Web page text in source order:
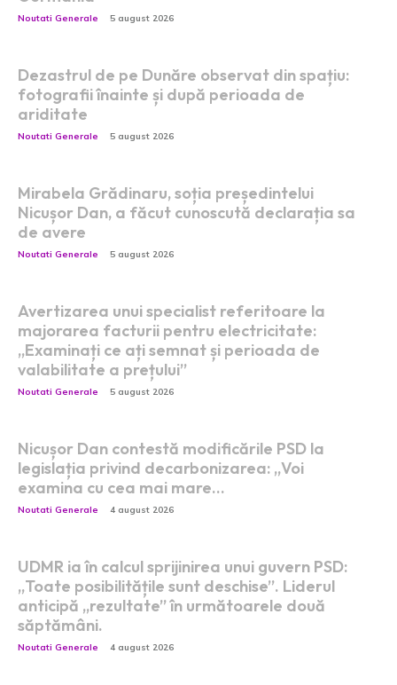
Noutati Generale 5 august 2026
Dezastrul de pe Dunăre observat din spațiu:
fotografii înainte și după perioada de
ariditate
Noutati Generale 5 august 2026
Mirabela Grădinaru, soția președintelui
Nicușor Dan, a făcut cunoscută declarația sa
de avere
Noutati Generale 5 august 2026
Avertizarea unui specialist referitoare la
majorarea facturii pentru electricitate:
„Examinați ce ați semnat și perioada de
valabilitate a prețului”
Noutati Generale 5 august 2026
Nicușor Dan contestă modificările PSD la
legislația privind decarbonizarea: „Voi
examina cu cea mai mare…
Noutati Generale 4 august 2026
UDMR ia în calcul sprijinirea unui guvern PSD:
„Toate posibilitățile sunt deschise”. Liderul
anticipă „rezultate” în următoarele două
săptămâni.
Noutati Generale 4 august 2026